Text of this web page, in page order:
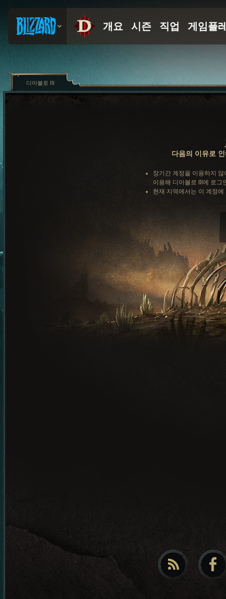
다음의 이유로
장기간 계정을 이용하지
이용해 디아블로 III에 로그
현재 지역에서는 이 계정
디아블로 III